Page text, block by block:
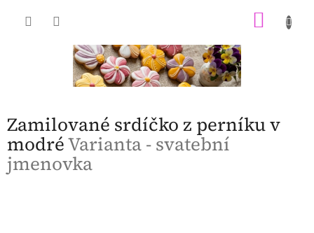
Zamilované srdíčko z perníku v
modréVarianta - svatební
jmenovka